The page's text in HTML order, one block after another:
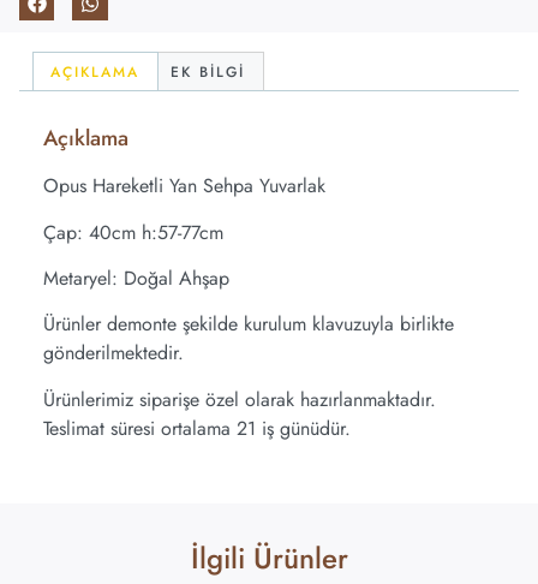
AÇIKLAMA EK BILGI
Açıklama
Opus Hareketli Yan Sehpa Yuvarlak
Çap: 40cm h:57-77cm
Metaryel: Doğal Ahşap
Ürünler demonte şekilde kurulum klavuzuyla birlikte
gönderilmektedir.
Ürünlerimiz siparişe özel olarak hazırlanmaktadır.
Teslimat süresi ortalama 21 iş günüdür.
İlgili Ürünler